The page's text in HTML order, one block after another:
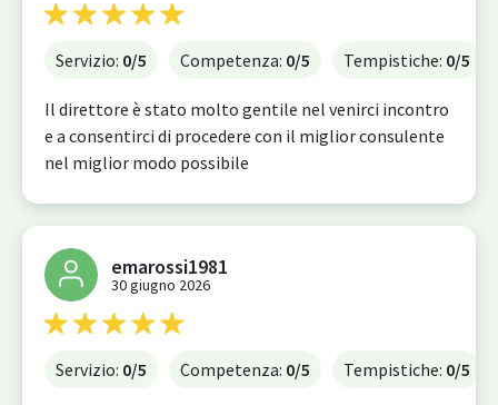
Servizio: 0/5 Competenza: 0/5 Tempistiche: 0/5
Il direttore è stato molto gentile nel venirci incontro
e a consentirci di procedere con il miglior consulente
nel miglior modo possibile
emarossi1981
30 giugno 2026
Servizio: 0/5 Competenza: 0/5 Tempistiche: 0/5